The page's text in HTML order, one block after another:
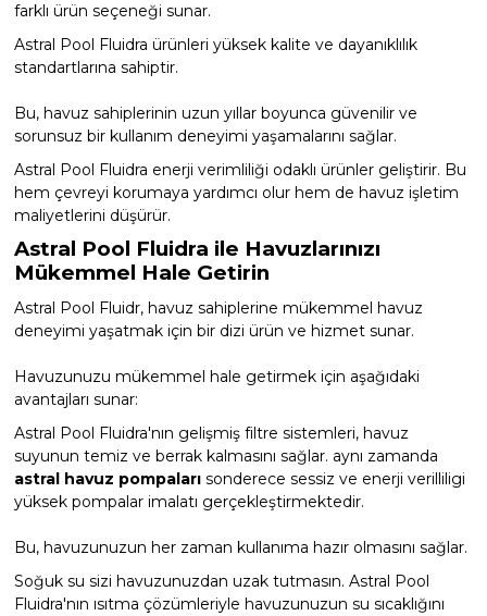
farklı ürün seçeneği sunar.
Astral Pool Fluidra ürünleri yüksek kalite ve dayanıklılık
standartlarına sahiptir.
Bu, havuz sahiplerinin uzun yıllar boyunca güvenilir ve
sorunsuz bir kullanım deneyimi yaşamalarını sağlar.
Astral Pool Fluidra enerji verimliliği odaklı ürünler geliştirir. Bu
hem çevreyi korumaya yardımcı olur hem de havuz işletim
maliyetlerini düşürür.
Astral Pool Fluidra ile Havuzlarınızı
Mükemmel Hale Getirin
Astral Pool Fluidr, havuz sahiplerine mükemmel havuz
deneyimi yaşatmak için bir dizi ürün ve hizmet sunar.
Havuzunuzu mükemmel hale getirmek için aşağıdaki
avantajları sunar:
Astral Pool Fluidra'nın gelişmiş filtre sistemleri, havuz
suyunun temiz ve berrak kalmasını sağlar. aynı zamanda
astral havuz pompaları sonderece sessiz ve enerji verilliligi
yüksek pompalar imalatı gerçekleştirmektedir.
Bu, havuzunuzun her zaman kullanıma hazır olmasını sağlar.
Soğuk su sizi havuzunuzdan uzak tutmasın. Astral Pool
Fluidra'nın ısıtma çözümleriyle havuzunuzun su sıcaklığını